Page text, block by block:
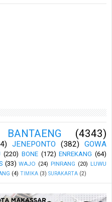
BANTAENG (4343)
JENEPONTO (382)
GOWA
(220) BONE (172) ENREKANG (64)
(33) WAJO (24) PINRANG (20) LUWU
(4) TIMIKA (3) SURAKARTA (2)